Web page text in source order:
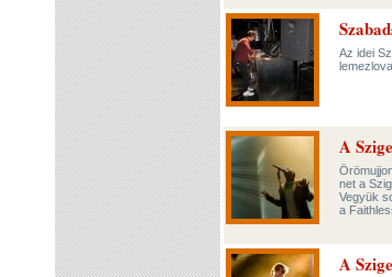
Az idei
A
net a
Vegyük
a
A